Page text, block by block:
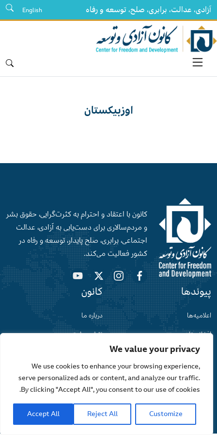
We value your privacy
We use cookies to enhance your browsing experience,
serve personalized ads or content, and analyze our traffic.
By clicking "Accept All", you consent to our use of cookies.
Customize
Reject All
Accept All
English آزادی، عدالت، برابری، صلح، توسعه و رفاه
اوزبیکستان
کانون با اعتقاد و احترام به کثرت‌گرایی، حقوق بشر
و‌ مردم‌سالاری برای دست‌‌یابی به آزادی، عدالت
اجتماعی، برابری، صلح‌ پایدار، توسعه و رفاه در
کشور فعالیت می‌کند.
پیوندها
اعلامیه‌ها
افغانستان
گفت‌وگو
کانون
درباره ما
نقشه سایت
طراحی و توسعه توسطTechSharks.af